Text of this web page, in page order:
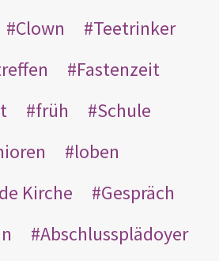
Clown
Teetrinker
Fastenzeit
früh
Schule
loben
Kirche
Gespräch
Abschlussplädoyer